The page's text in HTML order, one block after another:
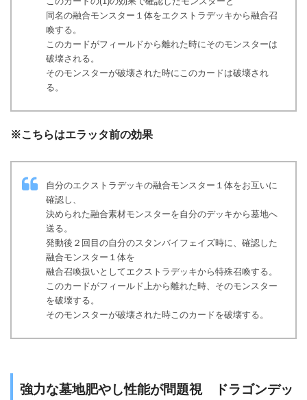
同名の融合モンスター１体をエクストラデッキから融合召
喚する。
このカードがフィールドから離れた時にそのモンスターは
破壊される。
そのモンスターが破壊された時にこのカードは破壊され
る。
※こちらはエラッタ前の効果
自分のエクストラデッキの融合モンスター１体をお互いに
確認し、
決められた融合素材モンスターを自分のデッキから墓地へ
送る。
発動後２回目の自分のスタンバイフェイズ時に、確認した
融合モンスター１体を
融合召喚扱いとしてエクストラデッキから特殊召喚する。
このカードがフィールド上から離れた時、そのモンスター
を破壊する。
そのモンスターが破壊された時このカードを破壊する。
強力な墓地肥やし性能が問題視 ドラゴンデッ